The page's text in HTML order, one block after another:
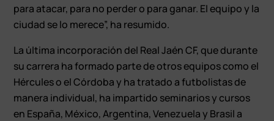
para atacar, para no perder o para ganar. El equipo y la
ciudad se lo merece”, ha resumido.
La última incorporación del Real Jaén CF, que durante
su carrera ha formado parte de otros equipos como el
Hércules o el Córdoba y ha tratado a futbolistas de
manera individual, ha impartido seminarios y cursos
en España, México, Argentina, Venezuela y Brasil a